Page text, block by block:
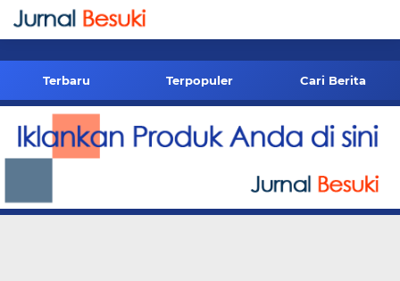
-->
Terbaru Terpopuler Cari Berita